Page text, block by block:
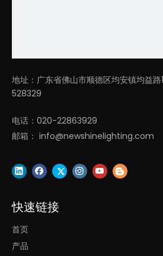
1. 凌轩照明多年专注于LED建筑照明和
制造，研发和销售团队从事照明行业平均
3. 快速照明解决方案提供商，一小时内
货！
地址：广东省佛山市顺德区均安镇均益
528329
电话：020-22863929
邮箱： info@newshinelighting.com
快速链接
首页
产品